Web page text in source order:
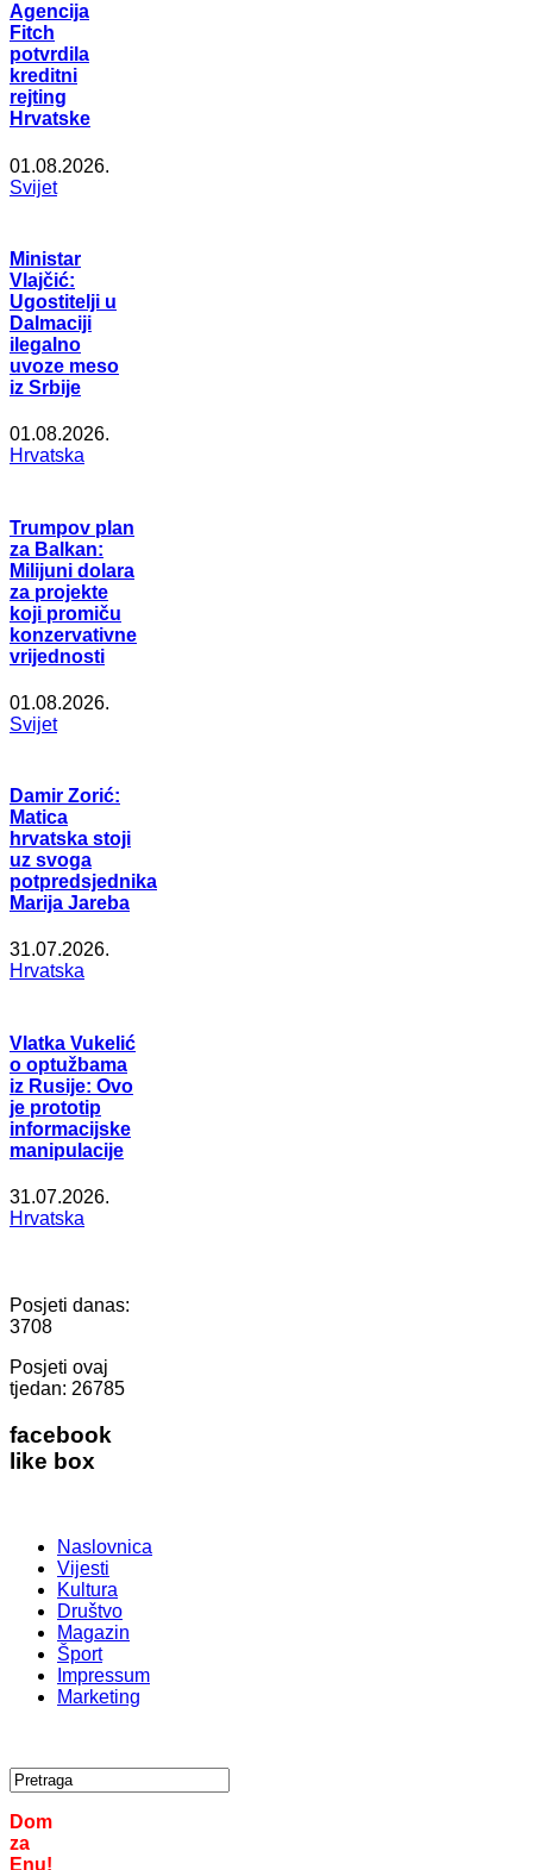
Agencija
Fitch
potvrdila
kreditni
rejting
Hrvatske
01.08.2026.
Svijet
Ministar
Vlajčić:
Ugostitelji u
Dalmaciji
ilegalno
uvoze meso
iz Srbije
01.08.2026.
Hrvatska
Trumpov plan
za Balkan:
Milijuni dolara
za projekte
koji promiču
konzervativne
vrijednosti
01.08.2026.
Svijet
Damir Zorić:
Matica
hrvatska stoji
uz svoga
potpredsjednika
Marija Jareba
31.07.2026.
Hrvatska
Vlatka Vukelić
o optužbama
iz Rusije: Ovo
je prototip
informacijske
manipulacije
31.07.2026.
Hrvatska
Posjeti danas:
3708
Posjeti ovaj
tjedan: 26785
facebook
like box
Naslovnica
Vijesti
Kultura
Društvo
Magazin
Šport
Impressum
Marketing
Dom
za
Enu!